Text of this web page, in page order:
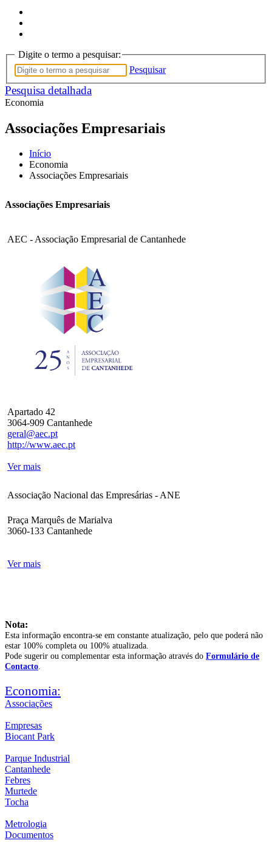
Digite o termo a pesquisar:
Pesquisar
Pesquisa detalhada
Economia
Associações Empresariais
Início
Economia
Associações Empresariais
Associações Empresariais
AEC - Associação Empresarial de Cantanhede
Apartado 42
3064-909 Cantanhede
geral@aec.pt
http://www.aec.pt
Ver mais
Associação Nacional das Empresárias - ANE
Praça Marquês de Marialva
3060-133 Cantanhede
Ver mais
Nota:
Esta informação encontra-se em constante atualização, pelo que poderá não
estar 100% completa ou 100% atualizada.
Pode sugerir ou complementar esta informação através do Formulário de
Contacto.
Economia:
Associações
Empresas
Biocant Park
Parque Industrial
Cantanhede
Febres
Murtede
Tocha
Metrologia
Documentos